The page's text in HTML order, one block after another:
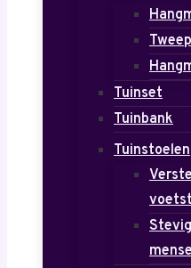
Tuinset
Tuinbank
Tuinstoelen